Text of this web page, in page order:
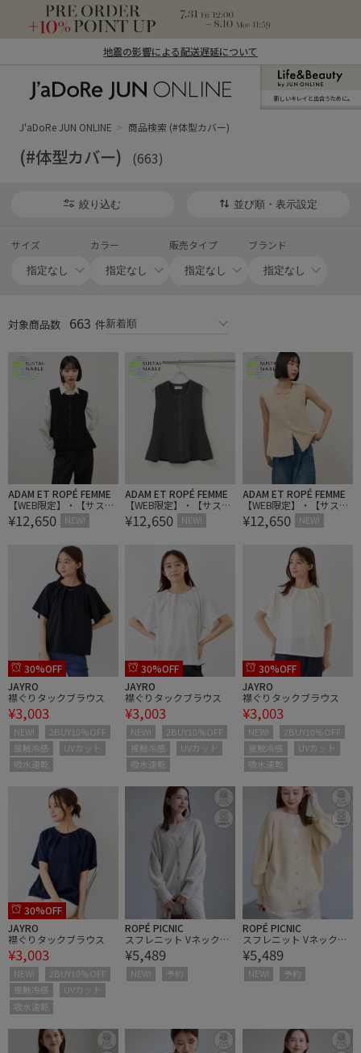
地震の影響による配送遅延について
ン オンライン）
新しいキレイと出合うために。
J'aDoRe JUN ONLINE 商品検索 (#体型カバー)
(#体型カバー) (663)
絞り込む 並び順・表示設定
サイズ カラー 販売タイプ ブランド
対象商品数 663 件
ADAM ET ROPÉ FEMME
【WEB限定】・【サステ
ナブル】ペプラムニット
¥12,650 NEW!
ADAM ET ROPÉ FEMME
【WEB限定】・【サステ
ナブル】ペプラムニット
¥12,650 NEW!
ADAM ET ROPÉ FEMME
【WEB限定】・【サステ
ナブル】ペプラムニット
¥12,650 NEW!
30%OFF
JAYRO
襟ぐりタックブラウス
¥3,003
NEW!
2BUY10%OFF
接触冷感
UVカット
吸水速乾
30%OFF
JAYRO
襟ぐりタックブラウス
¥3,003
NEW!
2BUY10%OFF
接触冷感
UVカット
吸水速乾
30%OFF
JAYRO
襟ぐりタックブラウス
¥3,003
NEW!
2BUY10%OFF
接触冷感
UVカット
吸水速乾
30%OFF
JAYRO
襟ぐりタックブラウス
¥3,003
NEW!
2BUY10%OFF
接触冷感
UVカット
吸水速乾
ROPÉ PICNIC
スフレニット Vネックミ
ドル丈カーディガン
¥5,489
NEW! 予約
ROPÉ PICNIC
スフレニット Vネックミ
ドル丈カーディガン
¥5,489
NEW! 予約